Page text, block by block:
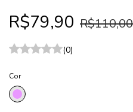
R$79,90 R$110,00
(0)
Cor